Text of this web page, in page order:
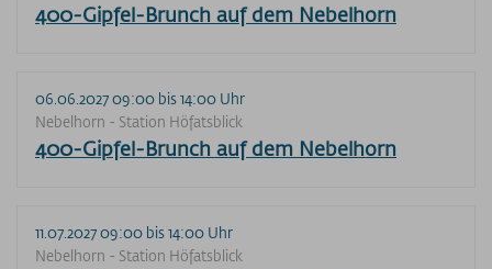
400-Gipfel-Brunch auf dem Nebelhorn
06.06.2027 09:00 bis 14:00 Uhr
Nebelhorn - Station Höfatsblick
400-Gipfel-Brunch auf dem Nebelhorn
11.07.2027 09:00 bis 14:00 Uhr
Nebelhorn - Station Höfatsblick